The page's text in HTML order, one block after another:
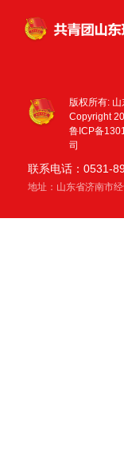
版权所有:
Copyright
鲁ICP备
司
联系电话：0531-
地址：山东省济南市